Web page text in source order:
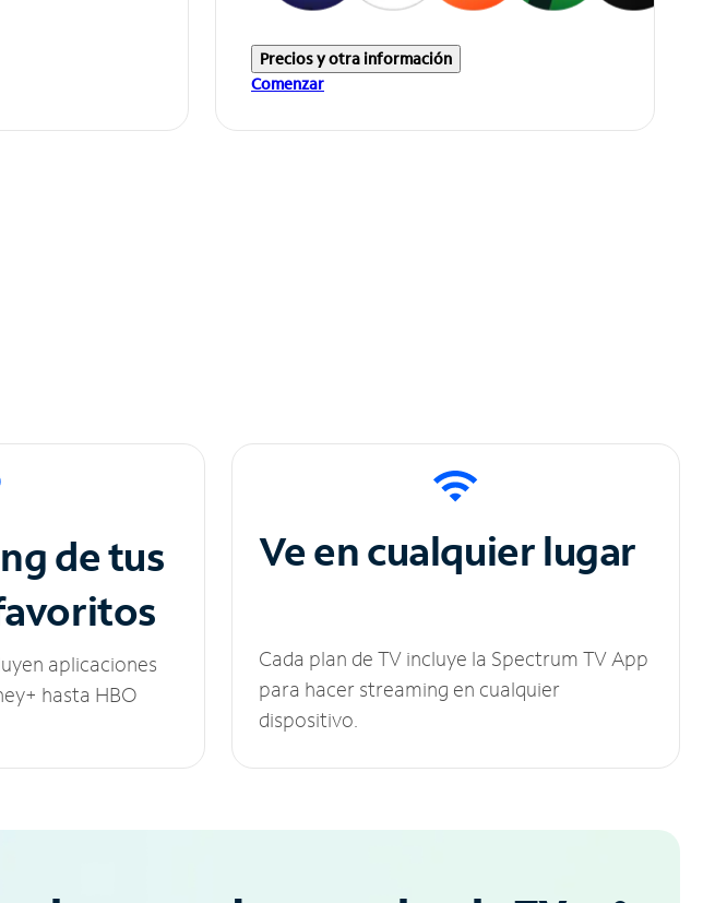
Precios y otra información
Comenzar
de tus
aplicaciones
hasta HBO
Ve en cualquier lugar
Cada plan de TV incluye la Spectrum TV App
para hacer streaming en cualquier
dispositivo.